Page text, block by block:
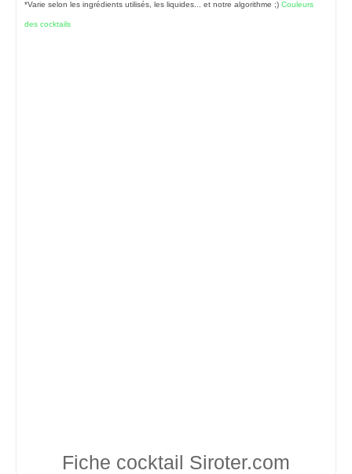
*Varie selon les ingrédients utilisés, les liquides... et notre algorithme ;) Couleurs
des cocktails
Fiche cocktail Siroter.com